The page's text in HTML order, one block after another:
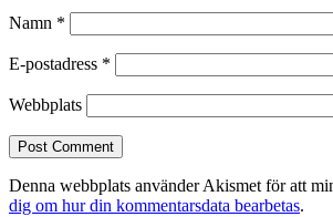
Namn *
E-postadress *
Webbplats
Denna webbplats använder Akismet för att
dig om hur din kommentarsdata bearbetas.